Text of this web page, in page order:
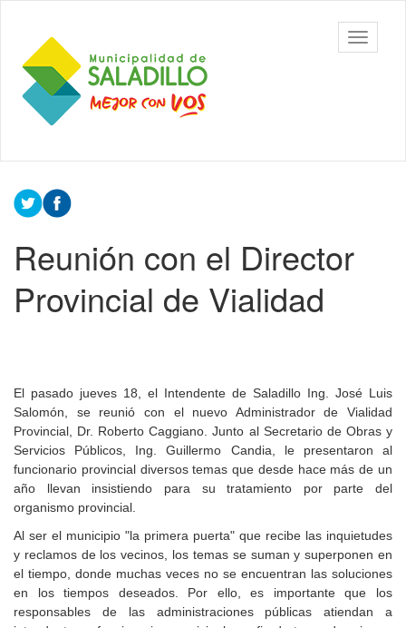
contenido
principal
Municipalidad
de Saladillo
barra
Contenido
principal
Reunión con el Director
Provincial de Vialidad
El pasado jueves 18, el Intendente de Saladillo Ing. José Luis
Salomón, se reunió con el nuevo Administrador de Vialidad
Provincial, Dr. Roberto Caggiano. Junto al Secretario de Obras y
Servicios Públicos, Ing. Guillermo Candia, le presentaron al
funcionario provincial diversos temas que desde hace más de un
año llevan insistiendo para su tratamiento por parte del
organismo provincial.
Al ser el municipio "la primera puerta" que recibe las inquietudes
y reclamos de los vecinos, los temas se suman y superponen en
el tiempo, donde muchas veces no se encuentran las soluciones
en los tiempos deseados. Por ello, es importante que los
responsables de las administraciones públicas atiendan a